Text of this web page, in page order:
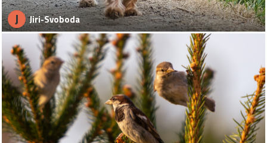
J Jiri-Svoboda